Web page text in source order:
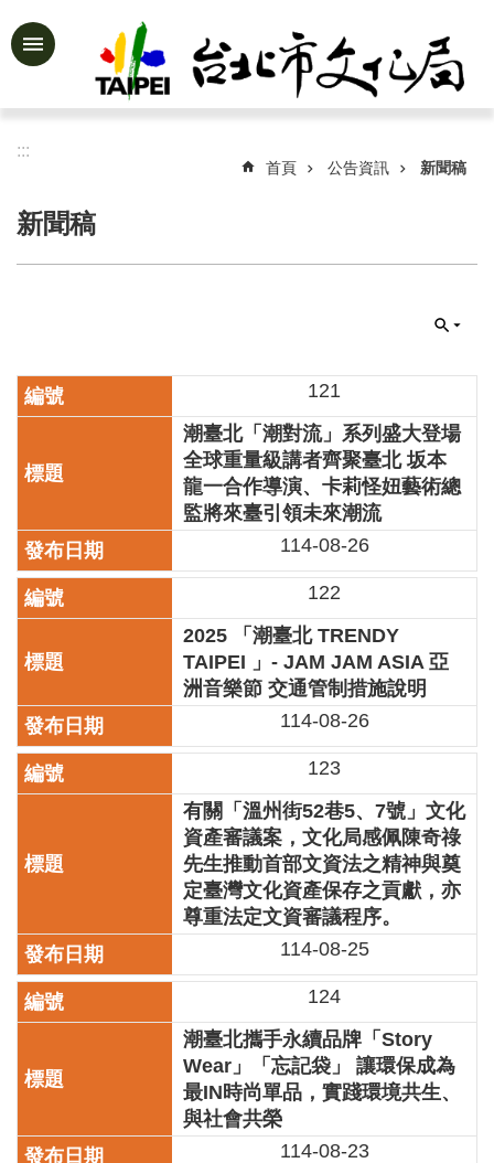
跳到主要內容區塊
進
告
識
文
項
目
臺
藝
空
間
歷
化
節
廉
政
專
區
貴
資
:::
首頁 公告資訊 新聞稿
新聞稿
121
潮臺北「潮對流」系列盛大登場
全球重量級講者齊聚臺北 坂本
龍一合作導演、卡莉怪妞藝術總
監將來臺引領未來潮流
114-08-26
122
2025 「潮臺北 TRENDY
TAIPEI 」- JAM JAM ASIA 亞
洲音樂節 交通管制措施說明
114-08-26
123
有關「溫州街52巷5、7號」文化
資產審議案，文化局感佩陳奇祿
先生推動首部文資法之精神與奠
定臺灣文化資產保存之貢獻，亦
尊重法定文資審議程序。
114-08-25
124
潮臺北攜手永續品牌「Story
Wear」「忘記袋」 讓環保成為
最IN時尚單品，實踐環境共生、
與社會共榮
114-08-23